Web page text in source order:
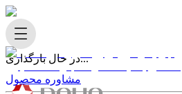
در حال بارگذاری...
مشاوره محصول